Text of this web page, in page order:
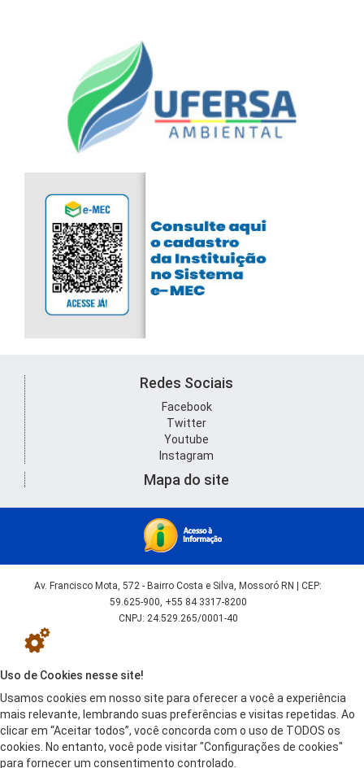
Redes Sociais
Facebook
Twitter
Youtube
Instagram
Mapa do site
Av. Francisco Mota, 572 - Bairro Costa e Silva, Mossoró RN | CEP:
59.625-900, +55 84 3317-8200
CNPJ: 24.529.265/0001-40
Uso de Cookies nesse site!
Usamos cookies em nosso site para oferecer a você a experiência
mais relevante, lembrando suas preferências e visitas repetidas. Ao
clicar em “Aceitar todos”, você concorda com o uso de TODOS os
cookies. No entanto, você pode visitar "Configurações de cookies"
para fornecer um consentimento controlado.